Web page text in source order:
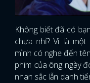
Không biết đã có
chưa nhỉ? Vì là
mình có nghe đến
phim của ông ngày
nhan sắc lẫn danh